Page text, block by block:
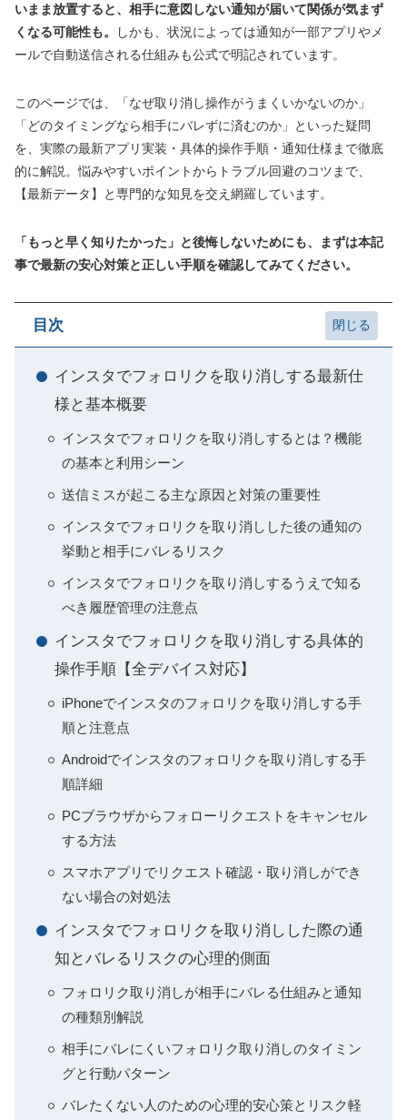
いまま放置すると、相手に意図しない通知が届いて関係が気まず
くなる可能性も。
しかも、状況によっては通知が一部アプリやメ
ールで自動送信される仕組みも公式で明記されています。
このページでは、「なぜ取り消し操作がうまくいかないのか」
「どのタイミングなら相手にバレずに済むのか」といった疑問
を、実際の最新アプリ実装・具体的操作手順・通知仕様まで徹底
的に解説。悩みやすいポイントからトラブル回避のコツまで、
【最新データ】と専門的な知見を交え網羅しています。
「もっと早く知りたかった」と後悔しないためにも、まずは本記
事で最新の安心対策と正しい手順を確認してみてください。
目次
インスタでフォロリクを取り消しする最新仕
様と基本概要
インスタでフォロリクを取り消しするとは？機能
の基本と利用シーン
送信ミスが起こる主な原因と対策の重要性
インスタでフォロリクを取り消しした後の通知の
挙動と相手にバレるリスク
インスタでフォロリクを取り消しするうえで知る
べき履歴管理の注意点
インスタでフォロリクを取り消しする具体的
操作手順【全デバイス対応】
iPhoneでインスタのフォロリクを取り消しする手
順と注意点
Androidでインスタのフォロリクを取り消しする手
順詳細
PCブラウザからフォローリクエストをキャンセル
する方法
スマホアプリでリクエスト確認・取り消しができ
ない場合の対処法
インスタでフォロリクを取り消しした際の通
知とバレるリスクの心理的側面
フォロリク取り消しが相手にバレる仕組みと通知
の種類別解説
相手にバレにくいフォロリク取り消しのタイミン
グと行動パターン
バレたくない人のための心理的安心策とリスク軽